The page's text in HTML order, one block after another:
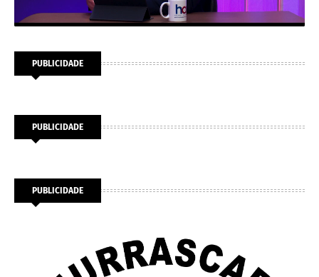
PUBLICIDADE
PUBLICIDADE
PUBLICIDADE